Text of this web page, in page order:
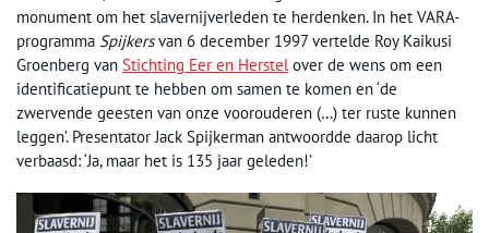
monument om het slavernijverleden te herdenken. In het VARA-
programma Spijkersvan 6 december 1997 vertelde Roy Kaikusi
Groenberg van Stichting Eer en Herstel over de wens om een
identificatiepunt te hebben om samen te komen en ‘de
zwervende geesten van onze voorouderen (…) ter ruste kunnen
leggen’. Presentator Jack Spijkerman antwoordde daarop licht
verbaasd: ‘Ja, maar het is 135 jaar geleden!’